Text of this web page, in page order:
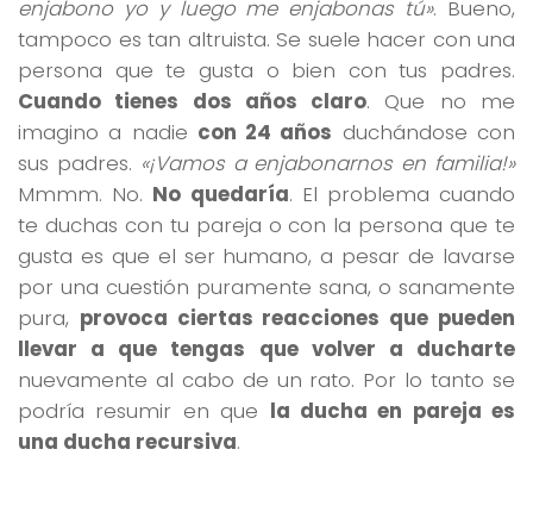
enjabono yo y luego me enjabonas tú». Bueno,
tampoco es tan altruista. Se suele hacer con una
persona que te gusta o bien con tus padres.
Cuando tienes dos años claro. Que no me
imagino a nadie con 24 años duchándose con
sus padres. «¡Vamos a enjabonarnos en familia!»
Mmmm. No. No quedaría. El problema cuando
te duchas con tu pareja o con la persona que te
gusta es que el ser humano, a pesar de lavarse
por una cuestión puramente sana, o sanamente
pura, provoca ciertas reacciones que pueden
llevar a que tengas que volver a ducharte
nuevamente al cabo de un rato. Por lo tanto se
podría resumir en que la ducha en pareja es
una ducha recursiva.